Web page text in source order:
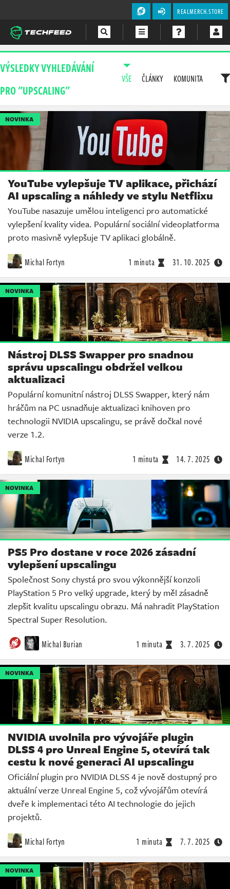
REALMERCH.STORE
Magazín
Videa
Soutěže
VÝSLEDKY VYHLEDÁVÁNÍ
PRO "UPSCALING"
VŠE ČLÁNKY KOMUNITA
NOVINKA
YouTube vylepšuje TV aplikace, přichází
AI upscaling a náhledy ve stylu Netflixu
YouTube nasazuje umělou inteligenci pro automatické
vylepšení kvality videa. Populární sociální videoplatforma
proto masivně vylepšuje TV aplikaci globálně.
Michal Fortyn 1 minuta 31. 10. 2025
NOVINKA
Nástroj DLSS Swapper pro snadnou
správu upscalingu obdržel velkou
aktualizaci
Populární komunitní nástroj DLSS Swapper, který nám
hráčům na PC usnadňuje aktualizaci knihoven pro
technologii NVIDIA upscalingu, se právě dočkal nové
verze 1.2.
Michal Fortyn 1 minuta 14. 7. 2025
NOVINKA
PS5 Pro dostane v roce 2026 zásadní
vylepšení upscalingu
Společnost Sony chystá pro svou výkonnější konzoli
PlayStation 5 Pro velký upgrade, který by měl zásadně
zlepšit kvalitu upscalingu obrazu. Má nahradit PlayStation
Spectral Super Resolution.
Michal Burian 1 minuta 3. 7. 2025
NOVINKA
NVIDIA uvolnila pro vývojáře plugin
DLSS 4 pro Unreal Engine 5, otevírá tak
cestu k nové generaci AI upscalingu
Oficiální plugin pro NVIDIA DLSS 4 je nově dostupný pro
aktuální verze Unreal Engine 5, což vývojářům otevírá
dveře k implementaci této AI technologie do jejich
projektů.
Michal Fortyn 1 minuta 7. 7. 2025
NOVINKA